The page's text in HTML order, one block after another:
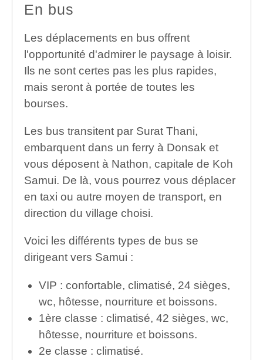
En bus
Les déplacements en bus offrent
l'opportunité d'admirer le paysage à loisir.
Ils ne sont certes pas les plus rapides,
mais seront à portée de toutes les
bourses.
Les bus transitent par Surat Thani,
embarquent dans un ferry à Donsak et
vous déposent à Nathon, capitale de Koh
Samui. De là, vous pourrez vous déplacer
en taxi ou autre moyen de transport, en
direction du village choisi.
Voici les différents types de bus se
dirigeant vers Samui :
VIP : confortable, climatisé, 24 sièges,
wc, hôtesse, nourriture et boissons.
1ère classe : climatisé, 42 sièges, wc,
hôtesse, nourriture et boissons.
2e classe : climatisé.